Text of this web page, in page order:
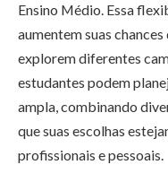
Ensino Médio. Essa
aumentem suas
explorem diferentes
estudantes podem
ampla, combinando
que suas escolhas
profissionais e pessoais.